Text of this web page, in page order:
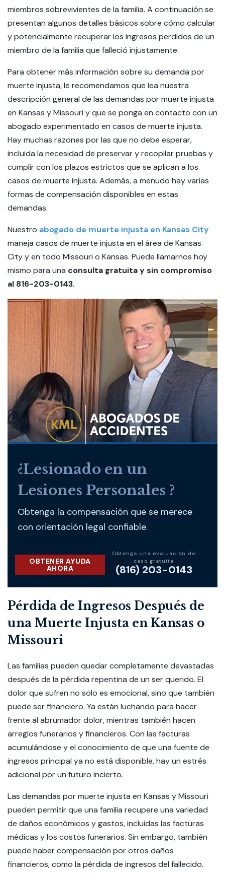
miembros sobrevivientes de la familia. A continuación se
presentan algunos detalles básicos sobre cómo calcular
y potencialmente recuperar los ingresos perdidos de un
miembro de la familia que falleció injustamente.
Para obtener más información sobre su demanda por
muerte injusta, le recomendamos que lea nuestra
descripción general de las demandas por muerte injusta
en Kansas y Missouri y que se ponga en contacto con un
abogado experimentado en casos de muerte injusta.
Hay muchas razones por las que no debe esperar,
incluida la necesidad de preservar y recopilar pruebas y
cumplir con los plazos estrictos que se aplican a los
casos de muerte injusta. Además, a menudo hay varias
formas de compensación disponibles en estas
demandas.
Nuestro abogado de muerte injusta en Kansas City
maneja casos de muerte injusta en el área de Kansas
City y en todo Missouri o Kansas. Puede llamarnos hoy
mismo para una consulta gratuita y sin compromiso
al 816-203-0143.
¿Lesionado en un
Lesiones Personales ?
Obtenga la compensación que se merece
con orientación legal confiable.
OBTENER AYUDA
AHORA
Obtenga una evaluación de
caso gratuita
(816) 203-0143
Pérdida de Ingresos Después de
una Muerte Injusta en Kansas o
Missouri
Las familias pueden quedar completamente devastadas
después de la pérdida repentina de un ser querido. El
dolor que sufren no solo es emocional, sino que también
puede ser financiero. Ya están luchando para hacer
frente al abrumador dolor, mientras también hacen
arreglos funerarios y financieros. Con las facturas
acumulándose y el conocimiento de que una fuente de
ingresos principal ya no está disponible, hay un estrés
adicional por un futuro incierto.
Las demandas por muerte injusta en Kansas y Missouri
pueden permitir que una familia recupere una variedad
de daños económicos y gastos, incluidas las facturas
médicas y los costos funerarios. Sin embargo, también
puede haber compensación por otros daños
financieros, como la pérdida de ingresos del fallecido.